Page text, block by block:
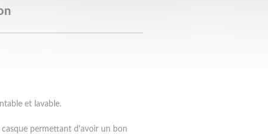
et lavable.
permettant d'avoir un bon